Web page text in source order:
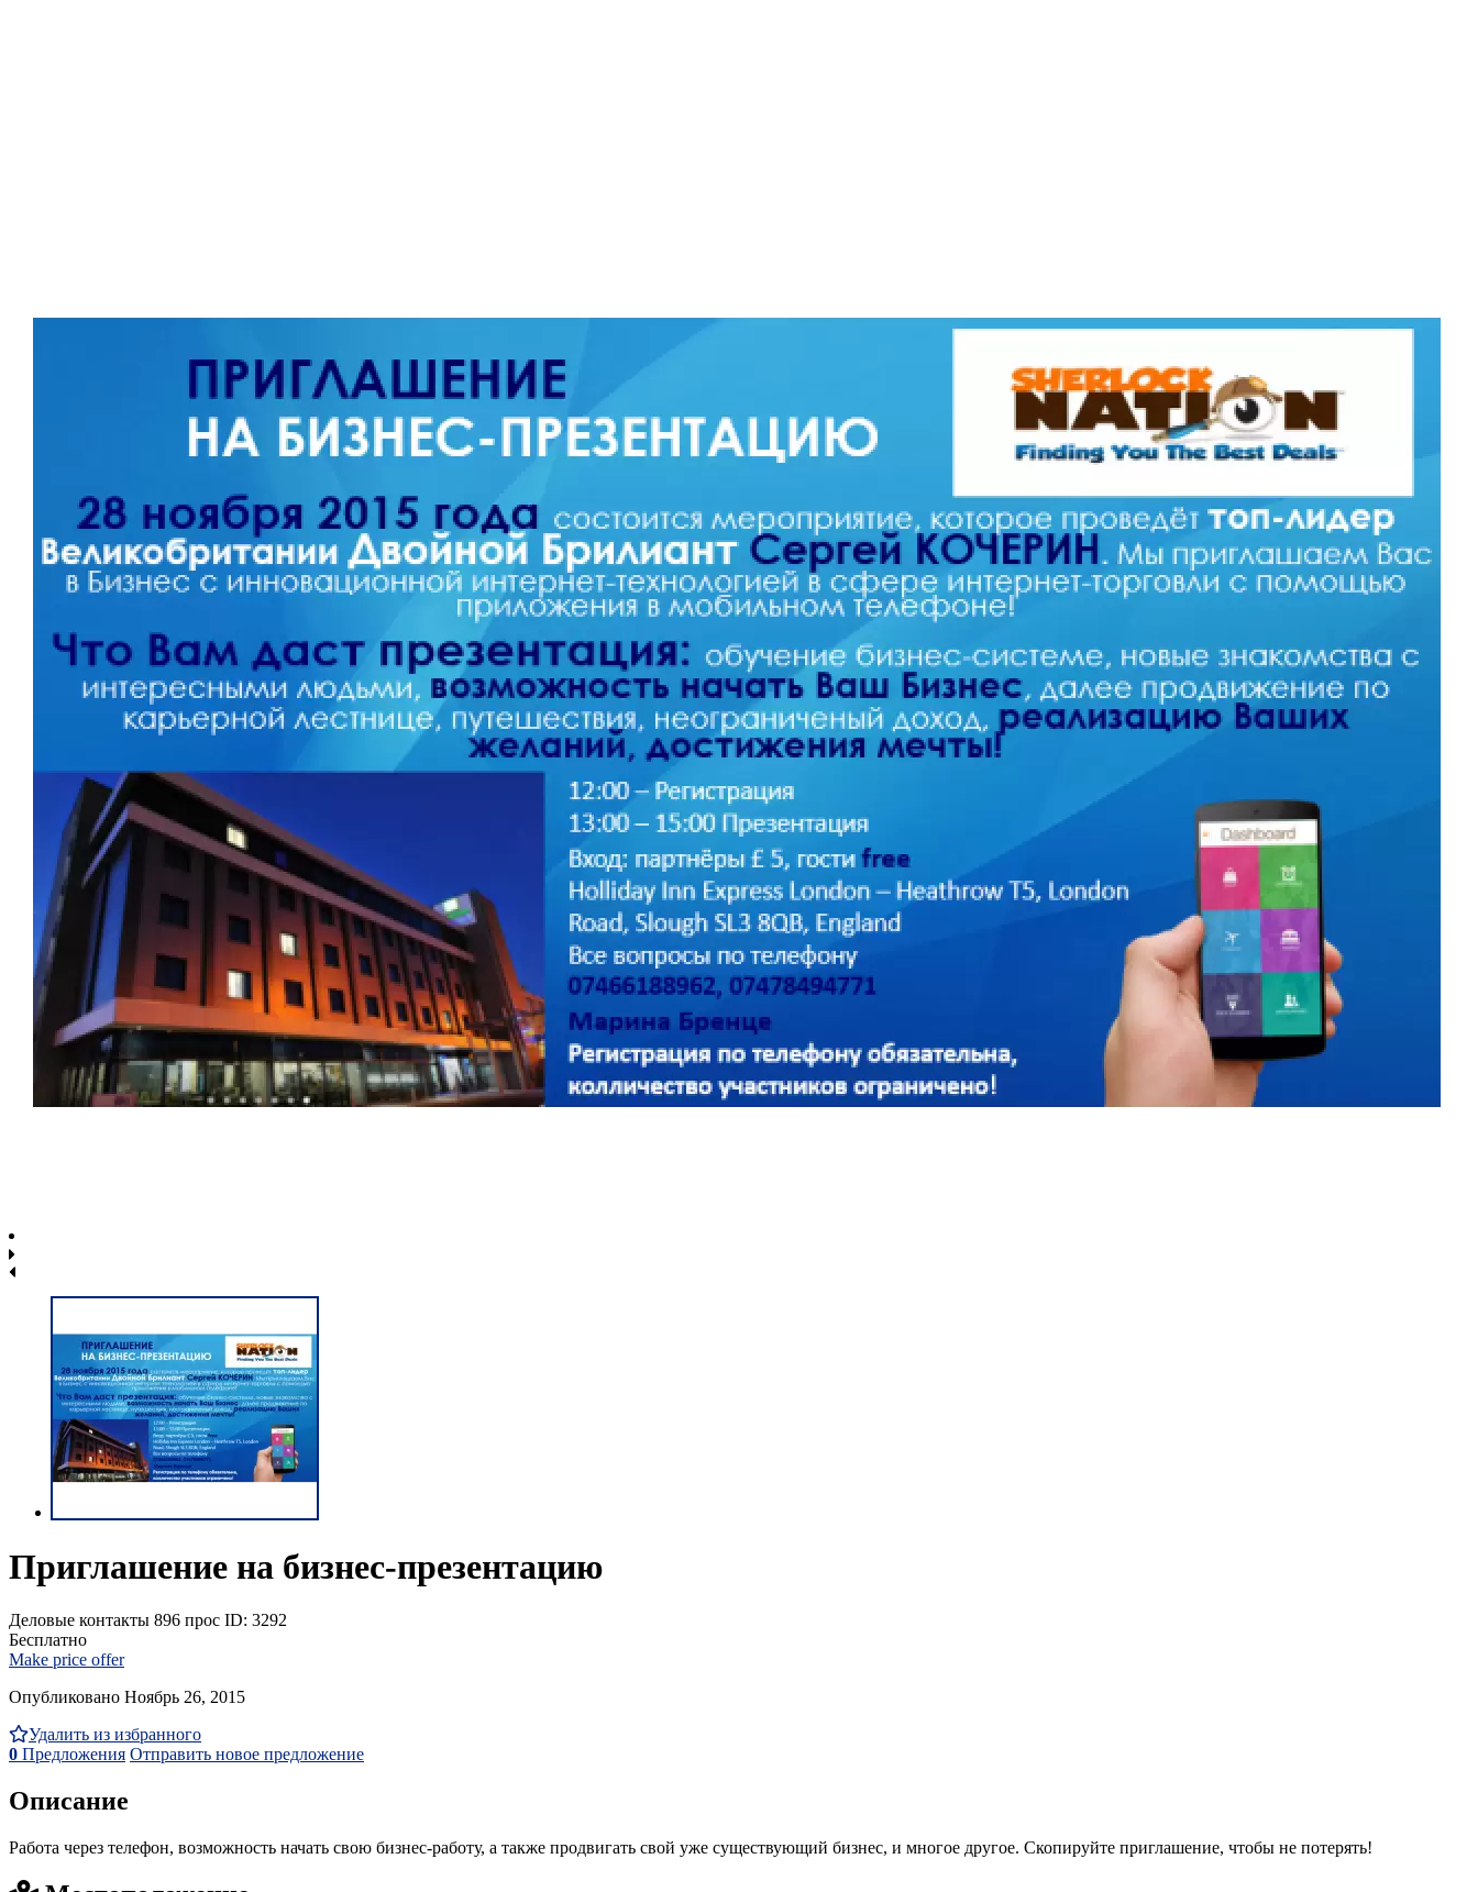
Приглашение на бизнес-презентацию
Деловые контакты 896 прос ID: 3292
Бесплатно
Make price offer
Опубликовано Ноябрь 26, 2015
Удалить из избранного
0 Предложения Отправить новое предложение
Описание
Работа через телефон, возможность начать свою бизнес-работу, а также продвигать свой уже существующий бизнес, и многое другое. Скопируйте приглашение, чтобы не потерять!